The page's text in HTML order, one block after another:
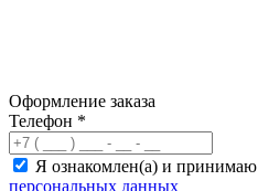
Оформление заказа
Телефон *
Я ознакомлен(а) и принимаю
персональных данных